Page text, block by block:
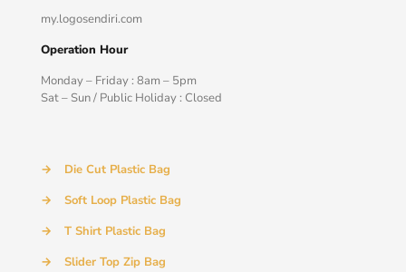
my.logosendiri.com
Operation Hour
Monday – Friday : 8am – 5pm
Sat – Sun / Public Holiday : Closed
→
Die Cut Plastic Bag
→
Soft Loop Plastic Bag
→
T Shirt Plastic Bag
→
Slider Top Zip Bag